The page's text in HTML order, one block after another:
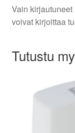
Vain
voivat kirjoittaa
Tutustu